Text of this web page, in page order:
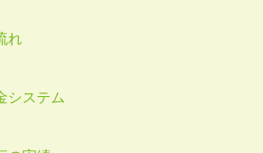
れ
システム